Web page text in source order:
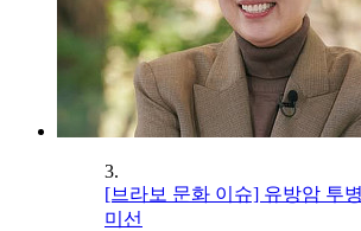
3.
[브라보 문화 이슈] 유방암 투
미선